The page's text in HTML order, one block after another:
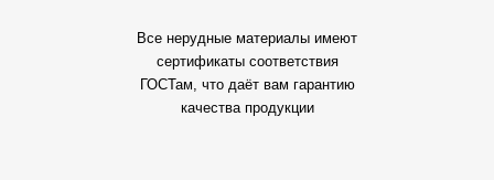
Все нерудные материалы имеют
сертификаты соответствия
ГОСТам, что даёт вам гарантию
качества продукции